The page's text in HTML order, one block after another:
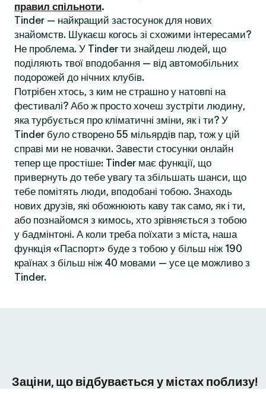
правил спільноти.
Tinder — найкращий застосунок для нових
знайомств. Шукаєш когось зі схожими інтересами?
Не проблема. У Tinder ти знайдеш людей, що
поділяють твої вподобання — від автомобільних
подорожей до нічних клубів.
Потрібен хтось, з ким не страшно у натовпі на
фестивалі? Або ж просто хочеш зустріти людину,
яка турбується про кліматичні зміни, як і ти? У
Tinder було створено 55 мільярдів пар, тож у цій
справі ми не новачки. Завести стосунки онлайн
тепер ще простіше: Tinder має функції, що
привернуть до тебе увагу та збільшать шанси, що
тебе помітять люди, вподобані тобою. Знаходь
нових друзів, які обожнюють каву так само, як і ти,
або познайомся з кимось, хто зрівняється з тобою
у бадмінтоні. А коли треба поїхати з міста, наша
функція «Паспорт» буде з тобою у більш ніж 190
країнах з більш ніж 40 мовами — усе це можливо з
Tinder.
Заціни, що відбувається у містах поблизу!